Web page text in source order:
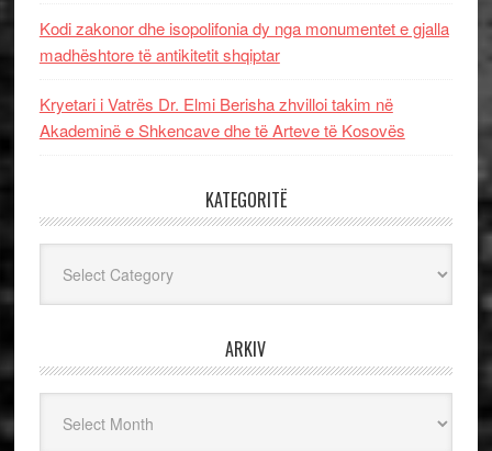
Kodi zakonor dhe isopolifonia dy nga monumentet e gjalla
madhështore të antikitetit shqiptar
Kryetari i Vatrës Dr. Elmi Berisha zhvilloi takim në
Akademinë e Shkencave dhe të Arteve të Kosovës
KATEGORITË
ARKIV